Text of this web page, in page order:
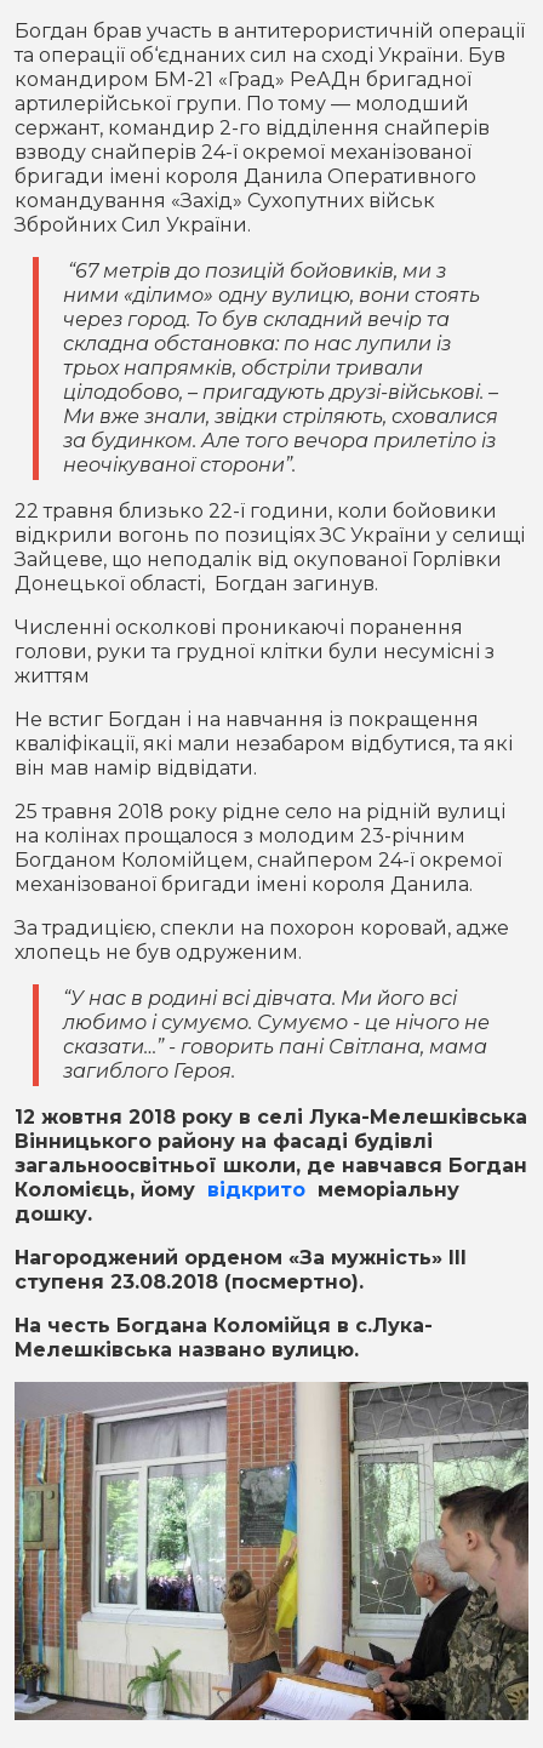
Богдан брав участь в антитерористичній операції
та операції об‘єднаних сил на сході України. Був
командиром БМ-21 «Град» РеАДн бригадної
артилерійської групи. По тому — молодший
сержант, командир 2-го відділення снайперів
взводу снайперів 24-ї окремої механізованої
бригади імені короля Данила Оперативного
командування «Захід» Сухопутних військ
Збройних Сил України.
“67 метрів до позицій бойовиків, ми з
ними «ділимо» одну вулицю, вони стоять
через город. То був складний вечір та
складна обстановка: по нас лупили із
трьох напрямків, обстріли тривали
цілодобово, – пригадують друзі-військові. –
Ми вже знали, звідки стріляють, сховалися
за будинком. Але того вечора прилетіло із
неочікуваної сторони”.
22 травня близько 22-ї години, коли бойовики
відкрили вогонь по позиціях ЗС України у селищі
Зайцеве, що неподалік від окупованої Горлівки
Донецької області, Богдан загинув.
Численні осколкові проникаючі поранення
голови, руки та грудної клітки були несумісні з
життям
Не встиг Богдан і на навчання із покращення
кваліфікації, які мали незабаром відбутися, та які
він мав намір відвідати.
25 травня 2018 року рідне село на рідній вулиці
на колінах прощалося з молодим 23-річним
Богданом Коломійцем, снайпером 24-ї окремої
механізованої бригади імені короля Данила.
За традицією, спекли на похорон коровай, адже
хлопець не був одруженим.
“У нас в родині всі дівчата. Ми його всі
любимо і сумуємо. Сумуємо - це нічого не
сказати…” - говорить пані Світлана, мама
загиблого Героя.
12 жовтня 2018 року в селі Лука-Мелешківська
Вінницького району на фасаді будівлі
загальноосвітньої школи, де навчався Богдан
Коломієць, йому відкрито меморіальну
дошку.
Нагороджений орденом «За мужність» ІІІ
ступеня 23.08.2018 (посмертно).
На честь Богдана Коломійця в с.Лука-
Мелешківська названо вулицю.